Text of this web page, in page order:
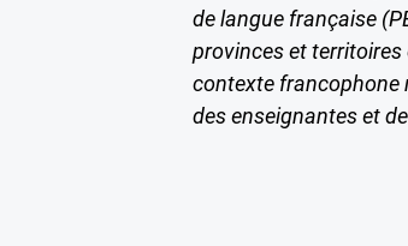
de langue française
provinces et territoires
contexte francophone
des enseignantes et